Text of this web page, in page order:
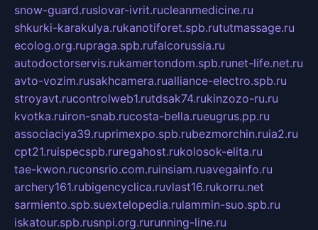
snow-guard.ruslovar-ivrit.rucleanmedicine.ru
shkurki-karakulya.rukanotiforet.spb.rututmassage.ru
ecolog.org.rupraga.spb.rufalcorussia.ru
autodoctorservis.rukamertondom.spb.runet-life.net.ru
avto-vozim.rusakhcamera.rualliance-electro.spb.ru
stroyavt.rucontrolweb1.rutdsak74.rukinzozo-ru.ru
kvotka.ruiron-snab.rucosta-bella.rueugrus.pp.ru
associaciya39.ruprimexpo.spb.rubezmorchin.ruia2.ru
cpt21.ruispecspb.ruregahost.rukolosok-elita.ru
tae-kwon.ruconsrio.com.ruinsiam.ruavegainfo.ru
archery161.rubigencyclica.ruvlast16.rukorru.net
sarmiento.spb.suextelopedia.rulammin-suo.spb.ru
iskatour.spb.rusnpi.org.rurunning-line.ru